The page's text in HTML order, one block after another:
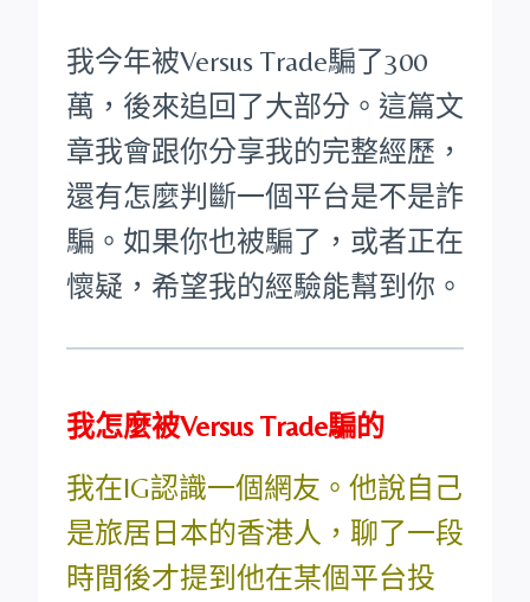
我今年被Versus Trade騙了300
萬，後來追回了大部分。這篇文
章我會跟你分享我的完整經歷，
還有怎麼判斷一個平台是不是詐
騙。如果你也被騙了，或者正在
懷疑，希望我的經驗能幫到你。
我怎麼被Versus Trade騙的
我在IG認識一個網友。他說自己
是旅居日本的香港人，聊了一段
時間後才提到他在某個平台投